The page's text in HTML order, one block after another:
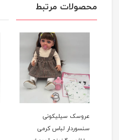
محصولات مرتبط
عروسک سیلیکونی
سنسوردار لباس کرمی